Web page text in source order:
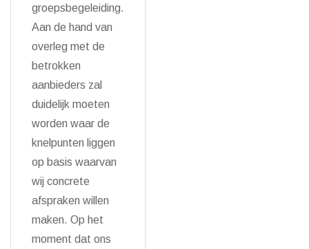
groepsbegeleiding.
Aan de hand van
overleg met de
betrokken
aanbieders zal
duidelijk moeten
worden waar de
knelpunten liggen
op basis waarvan
wij concrete
afspraken willen
maken. Op het
moment dat ons